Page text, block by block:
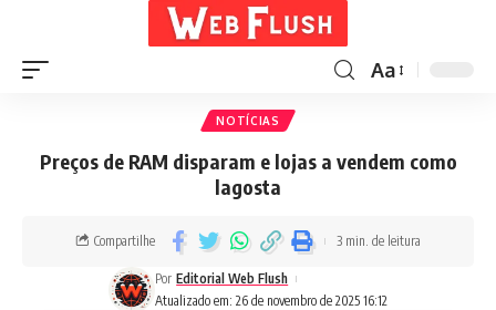
Aa
NOTÍCIAS
Preços de RAM disparam e lojas a vendem como
lagosta
Atualizado em: 26 de novembro de 2025 16:12
Por Editorial Web Flush
Compartilhe 3 min. de leitura